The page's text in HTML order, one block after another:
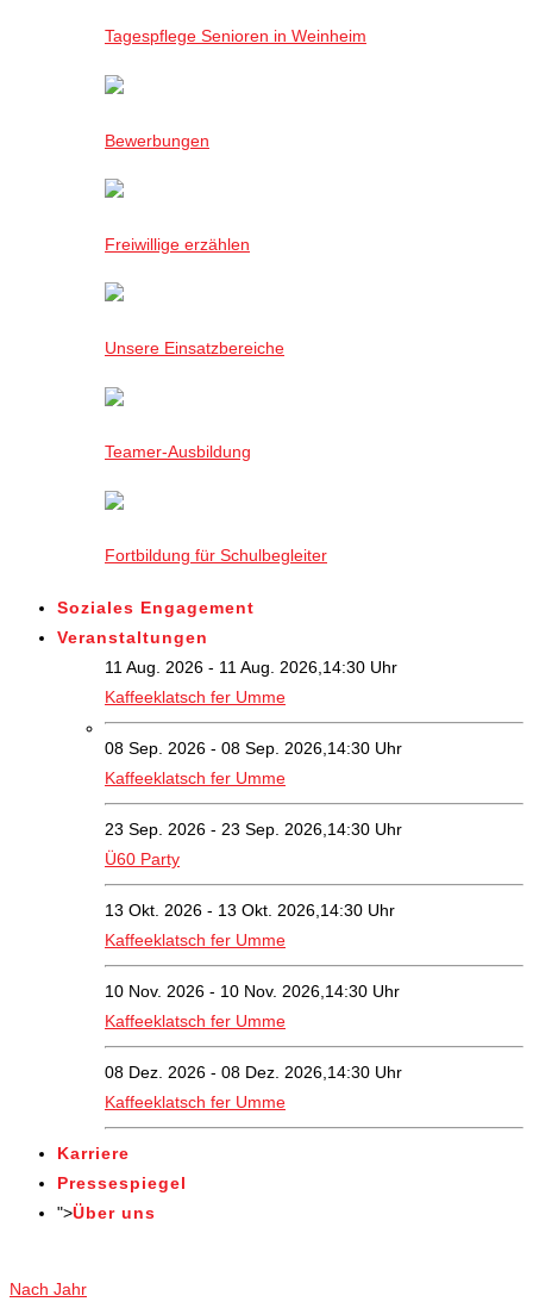
Tagespflege Senioren in Weinheim
Bewerbungen
Freiwillige erzählen
Unsere Einsatzbereiche
Teamer-Ausbildung
Fortbildung für Schulbegleiter
Soziales Engagement
Veranstaltungen
11 Aug. 2026 - 11 Aug. 2026,14:30 Uhr
Kaffeeklatsch fer Umme
08 Sep. 2026 - 08 Sep. 2026,14:30 Uhr
Kaffeeklatsch fer Umme
23 Sep. 2026 - 23 Sep. 2026,14:30 Uhr
Ü60 Party
13 Okt. 2026 - 13 Okt. 2026,14:30 Uhr
Kaffeeklatsch fer Umme
10 Nov. 2026 - 10 Nov. 2026,14:30 Uhr
Kaffeeklatsch fer Umme
08 Dez. 2026 - 08 Dez. 2026,14:30 Uhr
Kaffeeklatsch fer Umme
Karriere
Pressespiegel
">Über uns
Nach Jahr